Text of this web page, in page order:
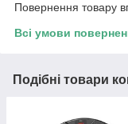
Повернення товару
Всі умови
Подібні товари